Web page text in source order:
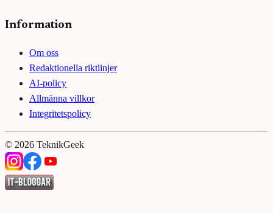
Information
Om oss
Redaktionella riktlinjer
AI-policy
Allmänna villkor
Integritetspolicy
© 2026 TeknikGeek